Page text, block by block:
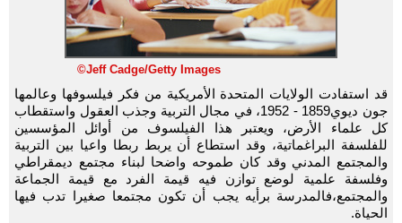
©Jeff Cadge/Getty Images
قد استفادت الولايات المتحدة الأمريكية من فكر فيلسوفها وعالمها
جون ديوي1859 - 1952، في مجال التربية وجذب العقول واستقطاب
كل علماء الأرض، ويعتبر هذا الفيلسوف من أوائل المؤسسين
للفلسفة البراغماتية، وقد استطاع أن يربط ربطا واعيا بين التربية
والمجتمع المدني وقد كان طموحه واضحا لبناء مجتمع ديمقراطي
وفلسفة علمية لوضع توازن فيه قيمة الفرد مع قيمة الجماعة
والمجتمع،فالمدرسة برأيه يجب أن تكون مجتمعا صغيرا تدب فيها
الحياة.